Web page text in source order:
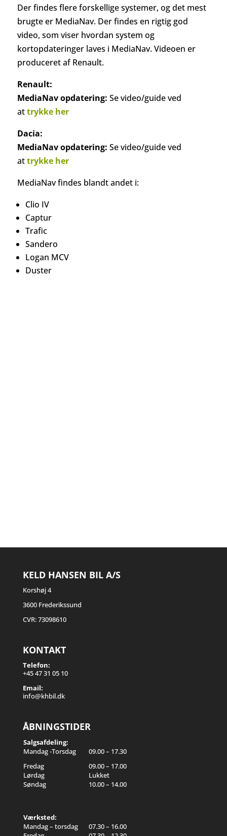
Der findes flere forskellige systemer, og det mest
brugte er MediaNav. Der findes en rigtig god
video, som viser hvordan system og
kortopdateringer laves i MediaNav. Videoen er
produceret af Renault.
Renault:
MediaNav opdatering: Se video/guide ved
at trykke her
Dacia:
MediaNav opdatering: Se video/guide ved
at trykke her
MediaNav findes blandt andet i:
Clio IV
Captur
Trafic
Sandero
Logan MCV
Duster
KELD HANSEN BIL A/S
Korshøj 4
3600 Frederikssund
CVR: 73098610
KONTAKT
Telefon:
+45 47 31 05 10
Email:
info@khbil.dk
ÅBNINGSTIDER
Salgsafdeling:
Mandag -Torsdag
Fredag
09.00 – 17.30
09.00 – 17.00
Lørdag
Lukket
Søndag
10.00 – 14.00
Værksted:
Mandag – torsdag
07.30 – 16.00